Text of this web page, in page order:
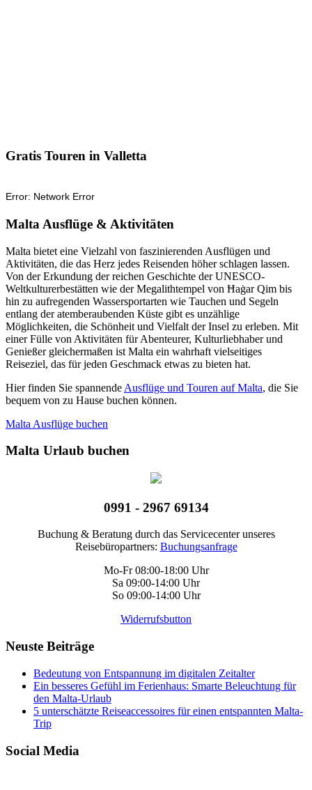
Gratis Touren in Valletta
Malta Ausflüge & Aktivitäten
Malta bietet eine Vielzahl von faszinierenden Ausflügen und
Aktivitäten, die das Herz jedes Reisenden höher schlagen lassen.
Von der Erkundung der reichen Geschichte der UNESCO-
Weltkulturerbestätten wie der Megalithtempel von Ħaġar Qim bis
hin zu aufregenden Wassersportarten wie Tauchen und Segeln
entlang der atemberaubenden Küste gibt es unzählige
Möglichkeiten, die Schönheit und Vielfalt der Insel zu erleben. Mit
einer Fülle von Aktivitäten für Abenteurer, Kulturliebhaber und
Genießer gleichermaßen ist Malta ein wahrhaft vielseitiges
Reiseziel, das für jeden Geschmack etwas zu bieten hat.
Hier finden Sie spannende Ausflüge und Touren auf Malta, die Sie
bequem von zu Hause buchen können.
Malta Ausflüge buchen
Malta Urlaub buchen
0991 - 2967 69134
Buchung & Beratung durch das Servicecenter unseres
Reisebüropartners: Buchungsanfrage
Mo-Fr 08:00-18:00 Uhr
Sa 09:00-14:00 Uhr
So 09:00-14:00 Uhr
Widerrufsbutton
Neuste Beiträge
Bedeutung von Entspannung im digitalen Zeitalter
Ein besseres Gefühl im Ferienhaus: Smarte Beleuchtung für
den Malta-Urlaub
5 unterschätzte Reiseaccessoires für einen entspannten Malta-
Trip
Social Media